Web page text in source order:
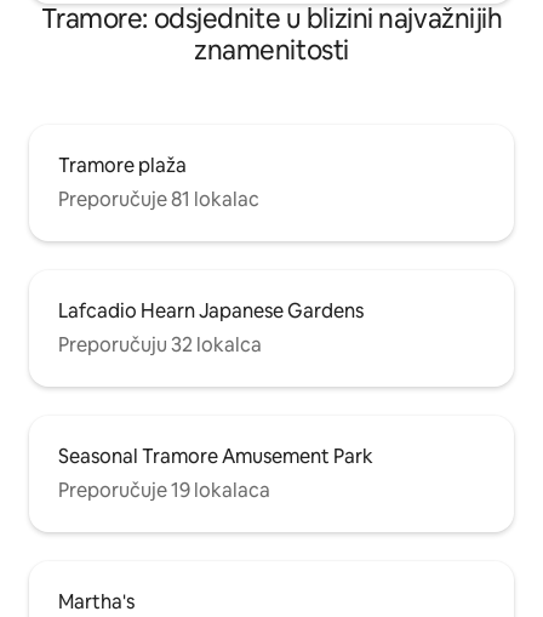
Tramore: odsjednite u blizini najvažnijih
znamenitosti
Tramore plaža
Preporučuje 81 lokalac
Lafcadio Hearn Japanese Gardens
Preporučuju 32 lokalca
Seasonal Tramore Amusement Park
Preporučuje 19 lokalaca
Martha's